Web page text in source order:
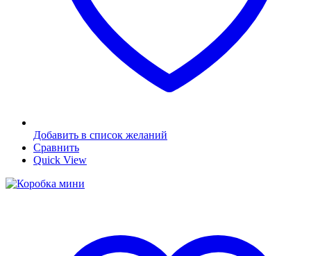
Добавить в список желаний
Сравнить
Quick View